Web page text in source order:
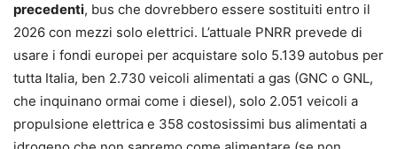
precedenti, bus che dovrebbero essere sostituiti entro il
2026 con mezzi solo elettrici. L’attuale PNRR prevede di
usare i fondi europei per acquistare solo 5.139 autobus per
tutta Italia, ben 2.730 veicoli alimentati a gas (GNC o GNL,
che inquinano ormai come i diesel), solo 2.051 veicoli a
propulsione elettrica e 358 costosissimi bus alimentati a